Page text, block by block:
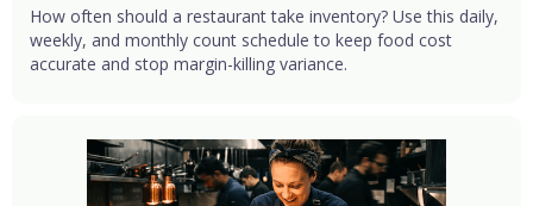
How often should a restaurant take inventory? Use this daily,
weekly, and monthly count schedule to keep food cost
accurate and stop margin-killing variance.